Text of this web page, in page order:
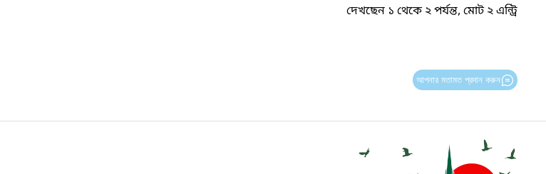
দেখছেন ১ থেকে ২ পর্যন্ত, মোট ২ এন্ট্রি
আপনার মতামত প্রদান করুন